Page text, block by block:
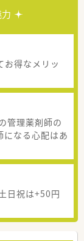
お得なメリッ
管理薬剤師の
になる心配はあ
日祝は+50円